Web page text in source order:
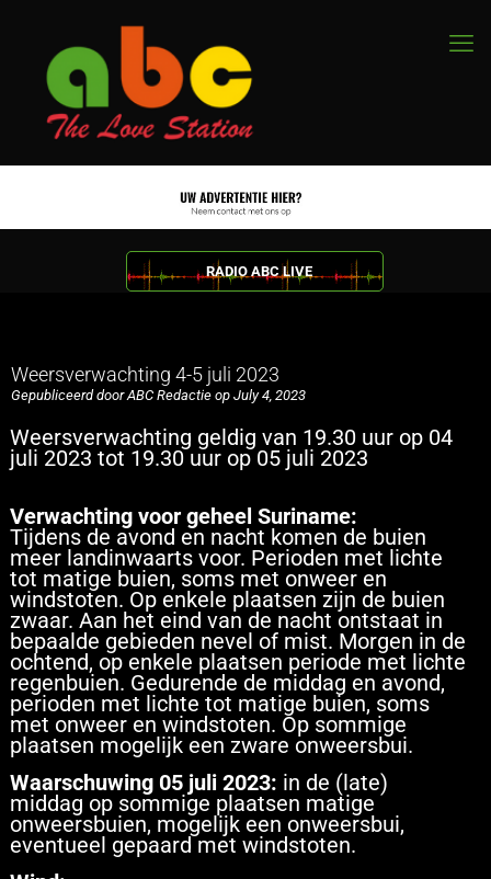
RADIO ABC LIVE
Weersverwachting 4-5 juli 2023
Gepubliceerd door ABC Redactie op July 4, 2023
Weersverwachting geldig van 19.30 uur op 04
juli 2023 tot 19.30 uur op 05 juli 2023
Verwachting voor geheel Suriname:
Tijdens de avond en nacht komen de buien
meer landinwaarts voor. Perioden met lichte
tot matige buien, soms met onweer en
windstoten. Op enkele plaatsen zijn de buien
zwaar. Aan het eind van de nacht ontstaat in
bepaalde gebieden nevel of mist. Morgen in de
ochtend, op enkele plaatsen periode met lichte
regenbuien. Gedurende de middag en avond,
perioden met lichte tot matige buien, soms
met onweer en windstoten. Op sommige
plaatsen mogelijk een zware onweersbui.
Waarschuwing 05 juli 2023: in de (late)
middag op sommige plaatsen matige
onweersbuien, mogelijk een onweersbui,
eventueel gepaard met windstoten.